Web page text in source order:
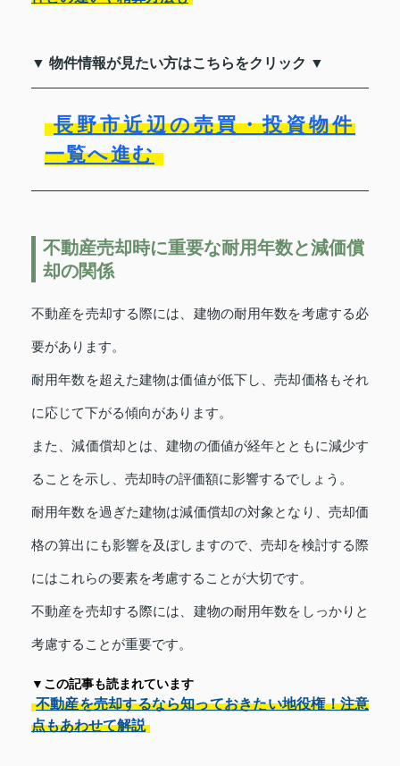
▼ 物件情報が見たい方はこちらをクリック ▼
長野市近辺の売買・投資物件
一覧へ進む
不動産売却時に重要な耐用年数と減価償
却の関係
不動産を売却する際には、建物の耐用年数を考慮する必
要があります。
耐用年数を超えた建物は価値が低下し、売却価格もそれ
に応じて下がる傾向があります。
また、減価償却とは、建物の価値が経年とともに減少す
ることを示し、売却時の評価額に影響するでしょう。
耐用年数を過ぎた建物は減価償却の対象となり、売却価
格の算出にも影響を及ぼしますので、売却を検討する際
にはこれらの要素を考慮することが大切です。
不動産を売却する際には、建物の耐用年数をしっかりと
考慮することが重要です。
▼この記事も読まれています
不動産を売却するなら知っておきたい地役権！注意
点もあわせて解説